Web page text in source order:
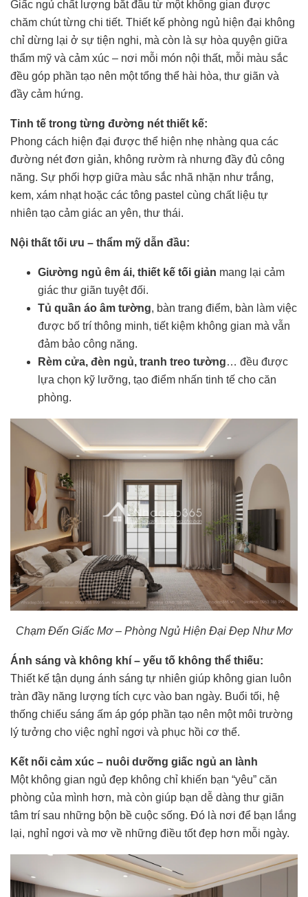
Giấc ngủ chất lượng bắt đầu từ một không gian được
chăm chút từng chi tiết. Thiết kế phòng ngủ hiện đại không
chỉ dừng lại ở sự tiện nghi, mà còn là sự hòa quyện giữa
thẩm mỹ và cảm xúc – nơi mỗi món nội thất, mỗi màu sắc
đều góp phần tạo nên một tổng thể hài hòa, thư giãn và
đầy cảm hứng.
Tinh tế trong từng đường nét thiết kế:
Phong cách hiện đại được thể hiện nhẹ nhàng qua các
đường nét đơn giản, không rườm rà nhưng đầy đủ công
năng. Sự phối hợp giữa màu sắc nhã nhặn như trắng,
kem, xám nhạt hoặc các tông pastel cùng chất liệu tự
nhiên tạo cảm giác an yên, thư thái.
Nội thất tối ưu – thẩm mỹ dẫn đầu:
Giường ngủ êm ái, thiết kế tối giản mang lại cảm
giác thư giãn tuyệt đối.
Tủ quần áo âm tường, bàn trang điểm, bàn làm việc
được bố trí thông minh, tiết kiệm không gian mà vẫn
đảm bảo công năng.
Rèm cửa, đèn ngủ, tranh treo tường… đều được
lựa chọn kỹ lưỡng, tạo điểm nhấn tinh tế cho căn
phòng.
Chạm Đến Giấc Mơ – Phòng Ngủ Hiện Đại Đẹp Như Mơ
Ánh sáng và không khí – yếu tố không thể thiếu:
Thiết kế tận dụng ánh sáng tự nhiên giúp không gian luôn
tràn đầy năng lượng tích cực vào ban ngày. Buổi tối, hệ
thống chiếu sáng ấm áp góp phần tạo nên một môi trường
lý tưởng cho việc nghỉ ngơi và phục hồi cơ thể.
Kết nối cảm xúc – nuôi dưỡng giấc ngủ an lành
Một không gian ngủ đẹp không chỉ khiến bạn “yêu” căn
phòng của mình hơn, mà còn giúp bạn dễ dàng thư giãn
tâm trí sau những bộn bề cuộc sống. Đó là nơi để bạn lắng
lại, nghỉ ngơi và mơ về những điều tốt đẹp hơn mỗi ngày.